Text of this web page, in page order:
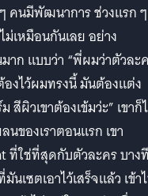
คนมีพัฒนาการ ช่วงแรก ๆ
เหมือนกันเลย อย่าง
าก แบบว่า “พี่ผมว่าตัวละ
งไว้ผมทรงนี้ มันต้องแต่ง
สีผิวเขาต้องเข้มว่ะ” เขาก็
ของเราตอนแรก เขา
ที่ใช่ที่สุดกับตัวละคร บาง
เซตเอาไว้เสร็จแล้ว เข้า